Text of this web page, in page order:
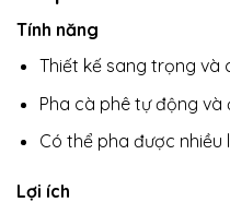
Tính năng
Thiết kế sang trọng và
Pha cà phê tự động và
Có thể pha được
Lợi ích